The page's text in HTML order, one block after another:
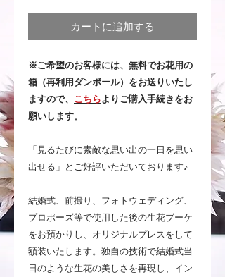
カートに追加する
​※ご希望のお客様には、無料でお花用の
箱（再利用ダンボール）をお送りいたし
ますので、 こちらよりご購入手続きをお
願いします。
「見るたびに素敵な思い出の一日を思い
出せる」とご好評いただいております♪
結婚式、前撮り、フォトウェディング、
プロポーズ等で使用した後の生花ブーケ
をお預かりし、オリジナルプレスをして
額装いたします。独自の技術で結婚式当
日のような生花の美しさを再現し、イン